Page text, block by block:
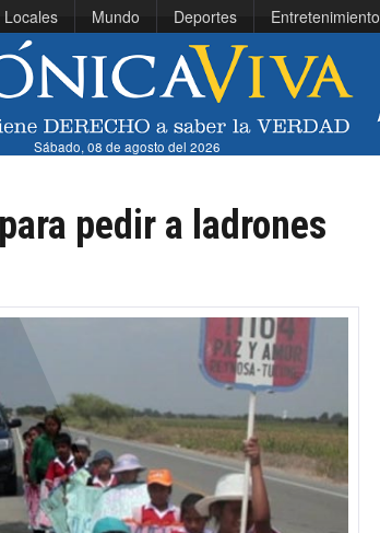
Locales Mundo Deportes Entretenimiento
Sábado, 08 de agosto del 2026
pedir a ladrones